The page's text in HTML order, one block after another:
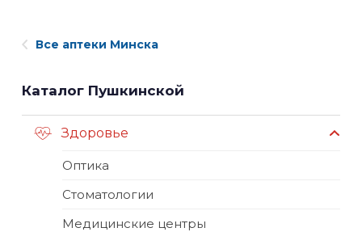
Все аптеки Минска
Каталог Пушкинской
Здоровье
Оптика
Стоматологии
Медицинские центры